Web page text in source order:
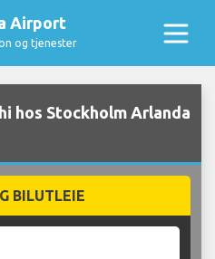
Airport
og tjenester
hos Stockholm Arlanda
BILUTLEIE